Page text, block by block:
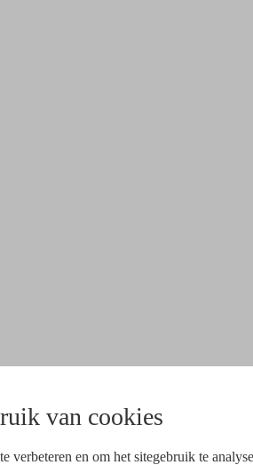
van cookies
verbeteren en om het sitegebruik te